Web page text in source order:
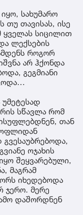
სახუმარო
თუ თავისას, ისე
ყველას სიცილით
ლექსების
როგორ
არ ჰქონდა
გეგმიანი
სწავლა რომ
თან
ოჯახის
შეყვარებული,
მაგრამ
იხედებოდა
ჯერო. მერე
დაშორდნენ